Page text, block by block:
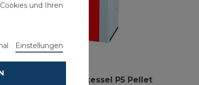
Fröling Pelletskessel P5 Pellet
und Ihren
Einstellungen